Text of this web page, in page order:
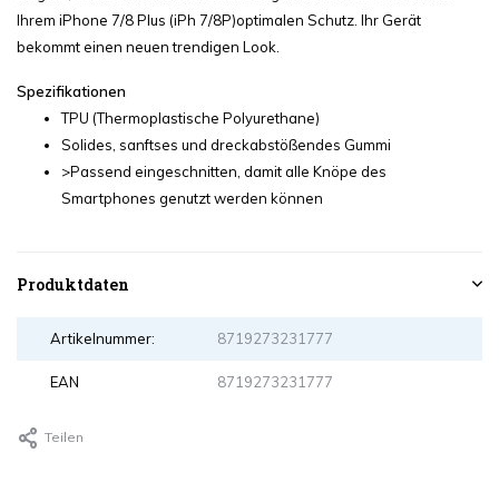
Ihrem iPhone 7/8 Plus (iPh 7/8P)optimalen Schutz. Ihr Gerät
bekommt einen neuen trendigen Look.
Spezifikationen
TPU (Thermoplastische Polyurethane)
Solides, sanftses und dreckabstößendes Gummi
>Passend eingeschnitten, damit alle Knöpe des
Smartphones genutzt werden können
Produktdaten
Artikelnummer: 8719273231777
EAN 8719273231777
Teilen